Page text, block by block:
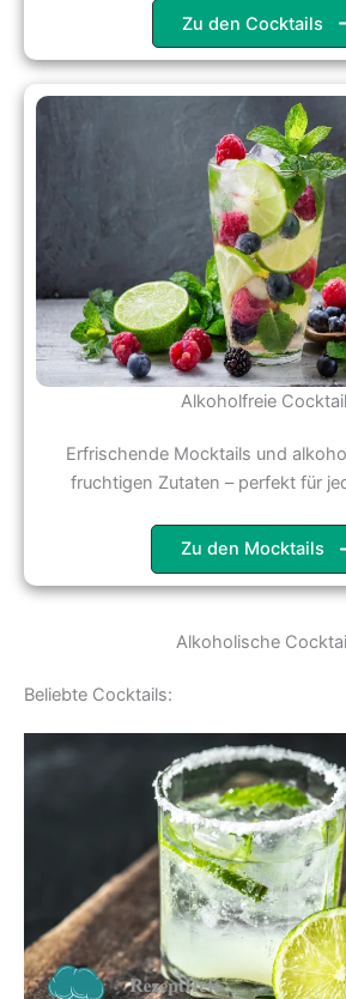
Zu den Cocktails
Alkoholfreie
Erfrischende Mocktails und
fruchtigen Zutaten – perfekt für
Zu den Mocktails
Alkoholische
Beliebte Cocktails: